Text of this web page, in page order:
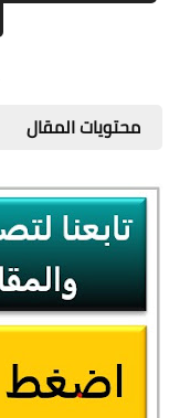
محتويات المقال